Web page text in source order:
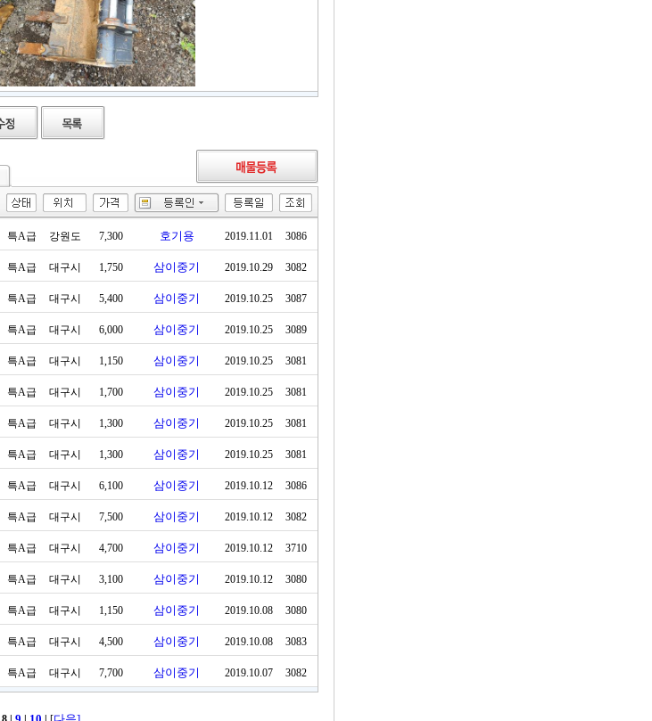
특A급 강원도 7,300 호기용 2019.11.01 3086
특A급 대구시 1,750 삼이중기 2019.10.29 3082
특A급 대구시 5,400 삼이중기 2019.10.25 3087
특A급 대구시 6,000 삼이중기 2019.10.25 3089
특A급 대구시 1,150 삼이중기 2019.10.25 3081
특A급 대구시 1,700 삼이중기 2019.10.25 3081
특A급 대구시 1,300 삼이중기 2019.10.25 3081
특A급 대구시 1,300 삼이중기 2019.10.25 3081
특A급 대구시 6,100 삼이중기 2019.10.12 3086
특A급 대구시 7,500 삼이중기 2019.10.12 3082
특A급 대구시 4,700 삼이중기 2019.10.12 3710
특A급 대구시 3,100 삼이중기 2019.10.12 3080
특A급 대구시 1,150 삼이중기 2019.10.08 3080
특A급 대구시 4,500 삼이중기 2019.10.08 3083
특A급 대구시 7,700 삼이중기 2019.10.07 3082